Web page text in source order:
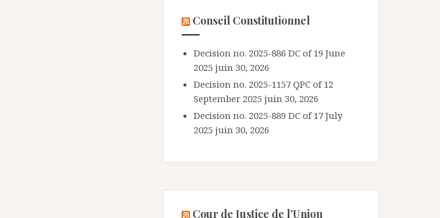
Conseil Constitutionnel
Decision no. 2025-886 DC of 19 June
2025 juin 30, 2026
Decision no. 2025-1157 QPC of 12
September 2025 juin 30, 2026
Decision no. 2025-889 DC of 17 July
2025 juin 30, 2026
Cour de Justice de l’Union